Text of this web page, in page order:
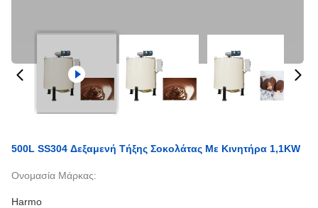
500L SS304 Δεξαμενή Τήξης Σοκολάτας Με Κινητήρα 1,1KW
Ονομασία Μάρκας:
Harmo